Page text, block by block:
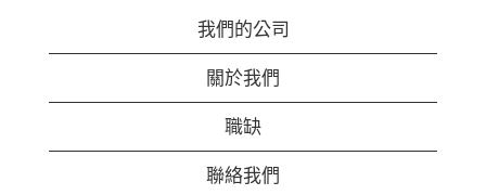
我們的公司
關於我們
職缺
聯絡我們